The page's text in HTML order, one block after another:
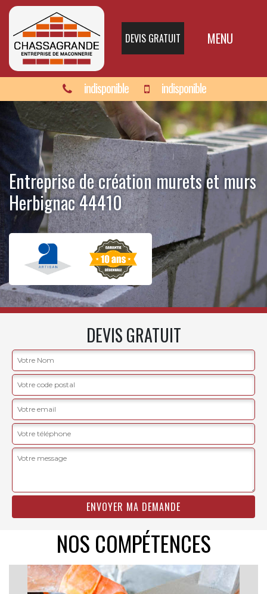
DEVIS GRATUIT MENU
indisponible indisponible
Entreprise de création murets et murs
Herbignac 44410
DEVIS GRATUIT
NOS COMPÉTENCES